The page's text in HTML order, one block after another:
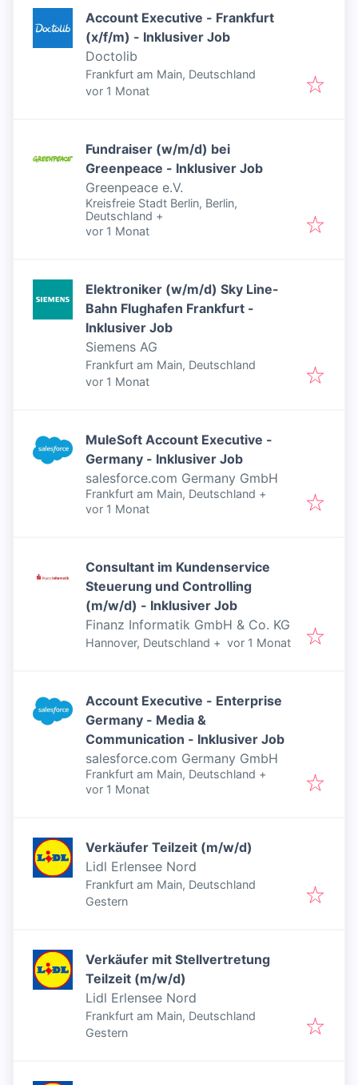
Account Executive - Frankfurt
(x/f/m) - Inklusiver Job
Doctolib
Frankfurt am Main, Deutschland
Veröffentlicht
vor 1 Monat
Fundraiser (w/m/d) bei
Greenpeace - Inklusiver Job
Greenpeace e.V.
Kreisfreie Stadt Berlin, Berlin,
Deutschland +
Veröffentlicht
vor 1 Monat
Elektroniker (w/m/d) Sky Line-
Bahn Flughafen Frankfurt -
Inklusiver Job
Siemens AG
Frankfurt am Main, Deutschland
Veröffentlicht
vor 1 Monat
MuleSoft Account Executive -
Germany - Inklusiver Job
salesforce.com Germany GmbH
Frankfurt am Main, Deutschland +
Veröffentlicht
vor 1 Monat
Consultant im Kundenservice
Steuerung und Controlling
(m/w/d) - Inklusiver Job
Finanz Informatik GmbH & Co. KG
Hannover, Deutschland + Veröffentlicht
vor 1 Monat
Account Executive - Enterprise
Germany - Media &
Communication - Inklusiver Job
salesforce.com Germany GmbH
Frankfurt am Main, Deutschland +
Veröffentlicht
vor 1 Monat
Verkäufer Teilzeit (m/w/d)
Lidl Erlensee Nord
Frankfurt am Main, Deutschland
Veröffentlicht
Gestern
Verkäufer mit Stellvertretung
Teilzeit (m/w/d)
Lidl Erlensee Nord
Frankfurt am Main, Deutschland
Veröffentlicht
Gestern